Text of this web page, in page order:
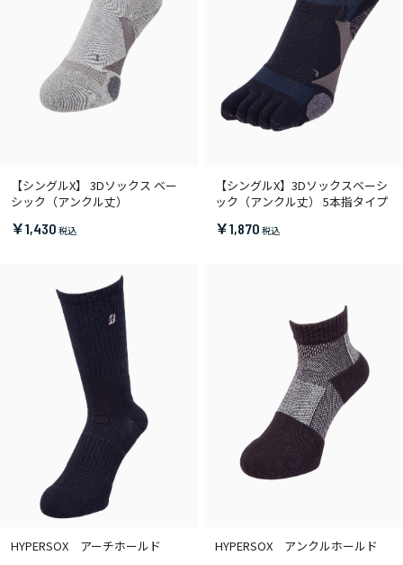
【シングルX】 3Dソックス ベー
シック（アンクル丈）
￥1,430
【シングルX】3Dソックスベーシ
ック（アンクル丈） 5本指タイプ
￥1,870
HYPERSOX アーチホールド
HYPERSOX アンクルホールド